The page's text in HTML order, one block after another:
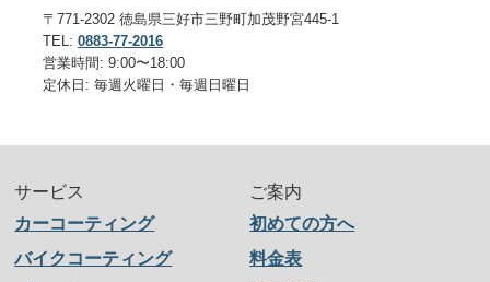
〒771-2302 徳島県三好市三野町加茂野宮445-1
TEL: 0883-77-2016
営業時間: 9:00〜18:00
定休日: 毎週火曜日・毎週日曜日
サービス
カーコーティング
バイクコーティング
ご案内
初めての方へ
料金表